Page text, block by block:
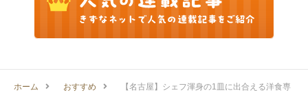
ホーム おすすめ
【名古屋】シェフ渾身の1皿に出合える洋食専